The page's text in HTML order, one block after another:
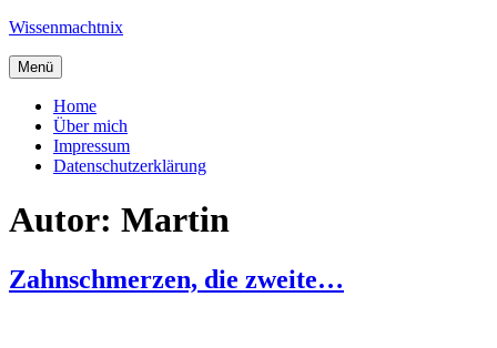
Zum
springen
Wissenmachtnix
Menü
Home
Über mich
Impressum
Datenschutzerklärung
Autor: Martin
Zahnschmerzen, die zweite…